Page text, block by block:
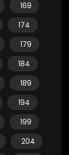
169
174
179
184
189
194
199
204